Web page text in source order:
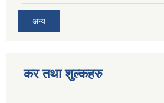
अन्य
कर तथा शुल्कहरु